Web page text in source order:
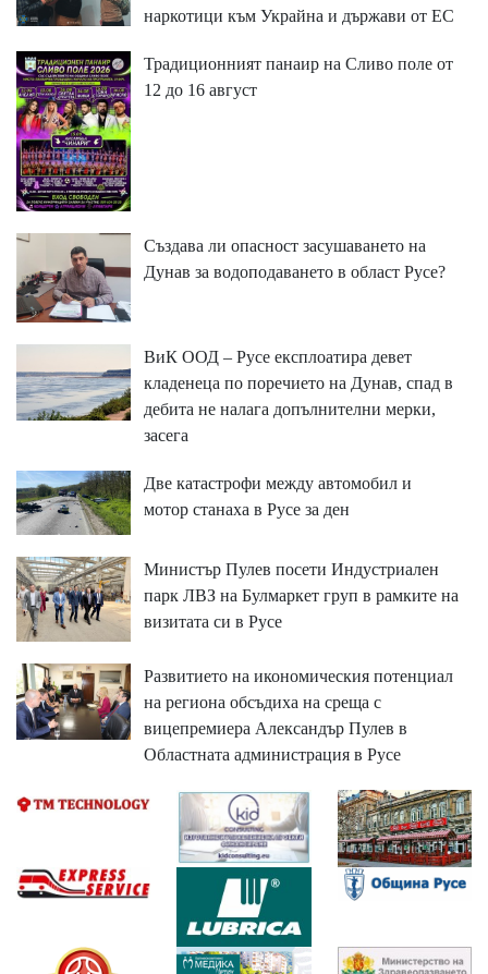
наркотици към Украйна и държави от ЕС
Традиционният панаир на Сливо поле от
12 до 16 август
Създава ли опасност засушаването на
Дунав за водоподаването в област Русе?
ВиК ООД – Русе експлоатира девет
кладенеца по поречието на Дунав, спад в
дебита не налага допълнителни мерки,
засега
Две катастрофи между автомобил и
мотор станаха в Русе за ден
Министър Пулев посети Индустриален
парк ЛВЗ на Булмаркет груп в рамките на
визитата си в Русе
Развитието на икономическия потенциал
на региона обсъдиха на среща с
вицепремиера Александър Пулев в
Областната администрация в Русе